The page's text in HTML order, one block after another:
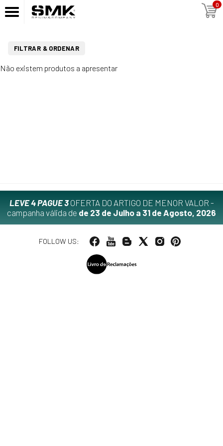
0
FILTRAR & ORDENAR
Não existem produtos a apresentar
LEVE 4 PAGUE 3OFERTA DO ARTIGO DE MENOR VALOR -
campanha válida de de 23 de Julho a 31 de Agosto, 2026
FOLLOW US: